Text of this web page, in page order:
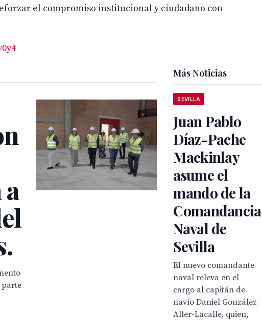
el compromiso institucional y ciudadano con
parte
Más Noticias
SEVILLA
Juan Pablo
Díaz-Pache
Mackinlay
asume el
mando de la
Comandancia
Naval de
Sevilla
El nuevo comandante
naval releva en el
cargo al capitán de
navío Daniel González
Aller-Lacalle, quien,